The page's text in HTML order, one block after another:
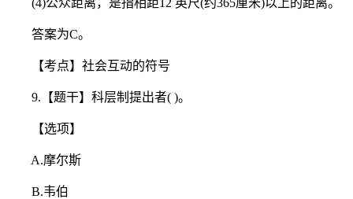
答案为C。
【考点】社会互动的符号
9.【题干】科层制提出者( )。
【选项】
A.摩尔斯
B.韦伯